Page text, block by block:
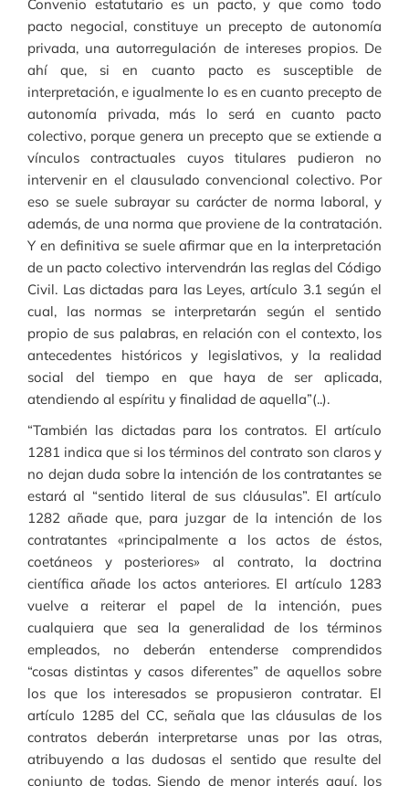
Convenio estatutario es un pacto, y que como todo
pacto negocial, constituye un precepto de autonomía
privada, una autorregulación de intereses propios. De
ahí que, si en cuanto pacto es susceptible de
interpretación, e igualmente lo es en cuanto precepto de
autonomía privada, más lo será en cuanto pacto
colectivo, porque genera un precepto que se extiende a
vínculos contractuales cuyos titulares pudieron no
intervenir en el clausulado convencional colectivo. Por
eso se suele subrayar su carácter de norma laboral, y
además, de una norma que proviene de la contratación.
Y en definitiva se suele afirmar que en la interpretación
de un pacto colectivo intervendrán las reglas del Código
Civil. Las dictadas para las Leyes, artículo 3.1 según el
cual, las normas se interpretarán según el sentido
propio de sus palabras, en relación con el contexto, los
antecedentes históricos y legislativos, y la realidad
social del tiempo en que haya de ser aplicada,
atendiendo al espíritu y finalidad de aquella”(..).
“También las dictadas para los contratos. El artículo
1281 indica que si los términos del contrato son claros y
no dejan duda sobre la intención de los contratantes se
estará al “sentido literal de sus cláusulas”. El artículo
1282 añade que, para juzgar de la intención de los
contratantes «principalmente a los actos de éstos,
coetáneos y posteriores» al contrato, la doctrina
científica añade los actos anteriores. El artículo 1283
vuelve a reiterar el papel de la intención, pues
cualquiera que sea la generalidad de los términos
empleados, no deberán entenderse comprendidos
“cosas distintas y casos diferentes” de aquellos sobre
los que los interesados se propusieron contratar. El
artículo 1285 del CC, señala que las cláusulas de los
contratos deberán interpretarse unas por las otras,
atribuyendo a las dudosas el sentido que resulte del
conjunto de todas. Siendo de menor interés aquí, los